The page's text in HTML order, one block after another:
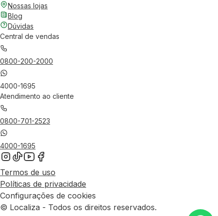
Nossas lojas
Blog
Dúvidas
Central de vendas
0800-200-2000
4000-1695
Atendimento ao cliente
0800-701-2523
4000-1695
Termos de uso
Políticas de privacidade
Configurações de cookies
© Localiza - Todos os direitos reservados.